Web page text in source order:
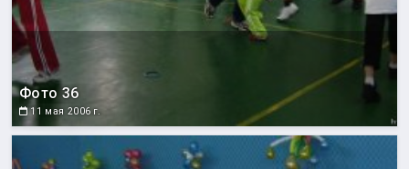
Фото 36
11 мая 2006 г.